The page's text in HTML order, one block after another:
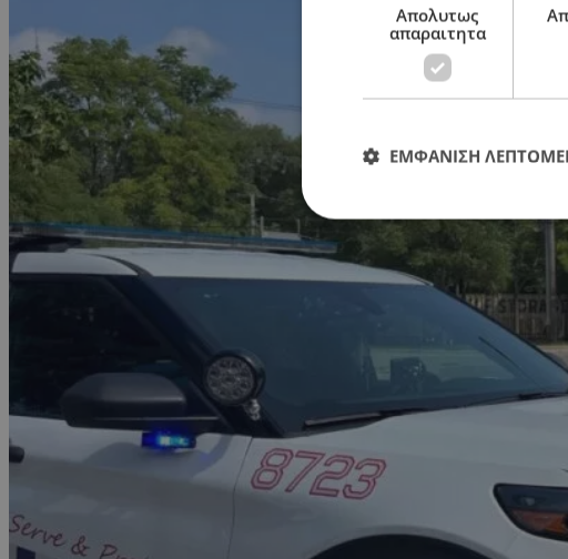
Απολυτως
απαραιτητα
ΕΜΦΑΝΙΣΗ